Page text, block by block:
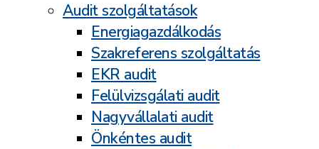
Audit szolgáltatások
Energiagazdálkodás
Szakreferens szolgáltatás
EKR audit
Felülvizsgálati audit
Nagyvállalati audit
Önkéntes audit